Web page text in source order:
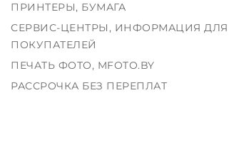
ПРИНТЕРЫ, БУМАГА
СЕРВИС-ЦЕНТРЫ, ИНФОРМАЦИЯ ДЛЯ
ПОКУПАТЕЛЕЙ
ПЕЧАТЬ ФОТО, MFOTO.BY
РАССРОЧКА БЕЗ ПЕРЕПЛАТ